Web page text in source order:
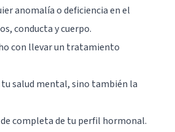
anomalía o deficiencia en el
conducta y cuerpo.
con llevar un tratamiento
salud mental, sino también la
de completa de tu perfil hormonal.